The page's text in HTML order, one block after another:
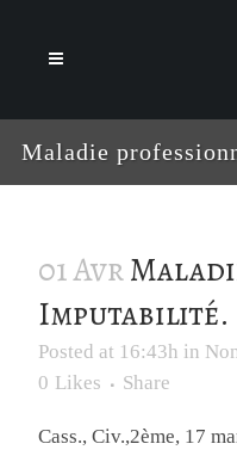
Maladie
01 Avr
Imputabilité.
Posted at 16:43h in
0 Likes Share
Cass., Civ.,2ème, 17